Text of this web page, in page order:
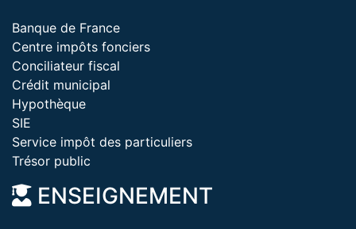
Banque de France
Centre impôts fonciers
Conciliateur fiscal
Crédit municipal
Hypothèque
SIE
Service impôt des particuliers
Trésor public
ENSEIGNEMENT